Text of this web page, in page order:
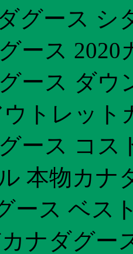
グース シ
ース
ース ダ
トレット
ース コ
本物カナ
ース ベス
ナダグー